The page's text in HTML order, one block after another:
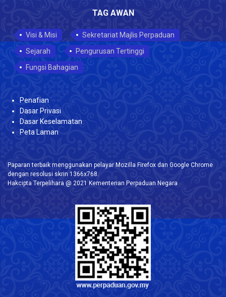
TAG AWAN
Visi & Misi
Sekretariat Majlis Perpaduan
Sejarah
Pengurusan Tertinggi
Fungsi Bahagian
Penafian
Dasar Privasi
Dasar Keselamatan
Peta Laman
Paparan terbaik menggunakan pelayar Mozilla Firefox dan Google Chrome
dengan resolusi skrin 1366x768.
Hakcipta Terpelihara @ 2021 Kementerian Perpaduan Negara